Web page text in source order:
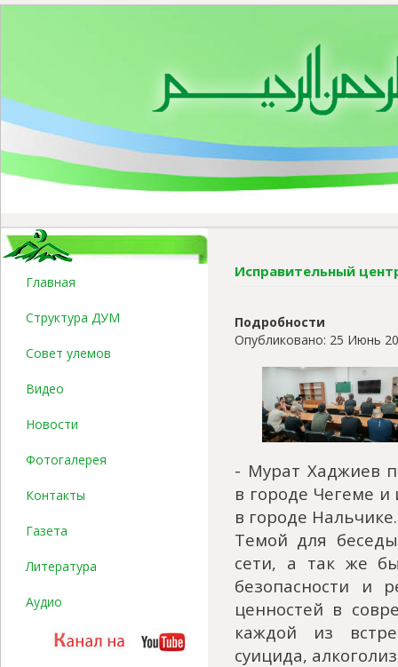
Главная
Структура ДУМ
Совет улемов
Видео
Новости
Фотогалерея
Контакты
Газета
Литература
Аудио
Исправительный
Подробности
Опубликовано: 25 Июнь
- Мурат Хаджиев
в городе Чегеме
в городе Нальчике.
Темой для
сети, а так же
безопасности и
ценностей в
каждой из
суицида,